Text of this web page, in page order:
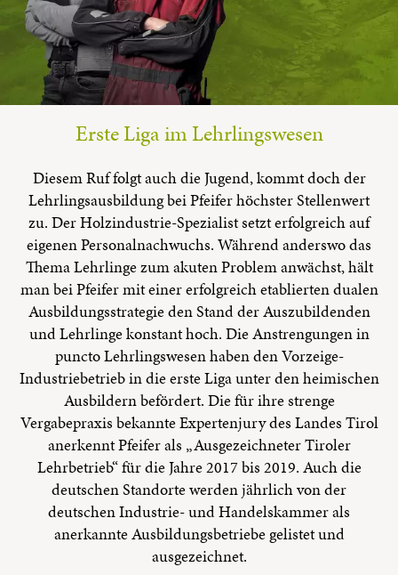
Erste Liga im Lehrlingswesen
Diesem Ruf folgt auch die Jugend, kommt doch der
Lehrlingsausbildung bei Pfeifer höchster Stellenwert
zu. Der Holzindustrie-Spezialist setzt erfolgreich auf
eigenen Personalnachwuchs. Während anderswo das
Thema Lehrlinge zum akuten Problem anwächst, hält
man bei Pfeifer mit einer erfolgreich etablierten dualen
Ausbildungsstrategie den Stand der Auszubildenden
und Lehrlinge konstant hoch. Die Anstrengungen in
puncto Lehrlingswesen haben den Vorzeige-
Industriebetrieb in die erste Liga unter den heimischen
Ausbildern befördert. Die für ihre strenge
Vergabepraxis bekannte Expertenjury des Landes Tirol
anerkennt Pfeifer als „Ausgezeichneter Tiroler
Lehrbetrieb“ für die Jahre 2017 bis 2019. Auch die
deutschen Standorte werden jährlich von der
deutschen Industrie- und Handelskammer als
anerkannte Ausbildungsbetriebe gelistet und
ausgezeichnet.